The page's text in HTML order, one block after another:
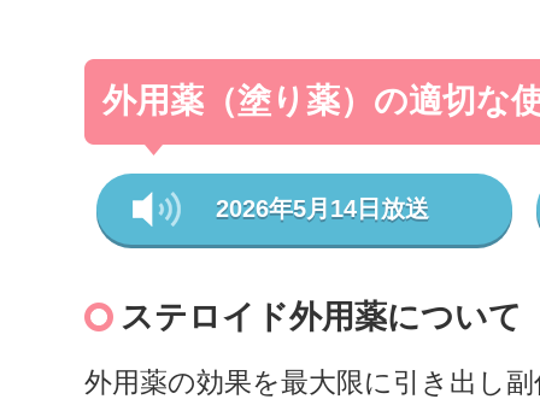
外用薬（塗り薬）の適切な
2026年5月14日放送
ステロイド外用薬について
外用薬の効果を最大限に引き出し